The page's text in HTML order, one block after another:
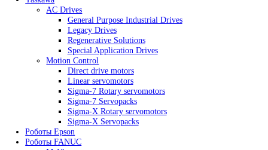
Газовый электромагнитный клапан Siemens
Сервопривод Siemens SKP
Сервопривод Siemens SQM
Сервопривод Siemens SQN
Yaskawa
AC Drives
General Purpose Industrial Drives
Legacy Drives
Regenerative Solutions
Special Application Drives
Motion Control
Direct drive motors